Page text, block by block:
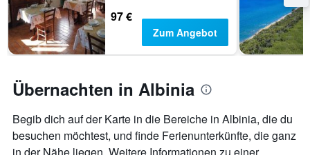
97 €
Zum Angebot
Übernachten in Albinia
Begib dich auf der Karte in die Bereiche in Albinia, die du
besuchen möchtest, und finde Ferienunterkünfte, die ganz